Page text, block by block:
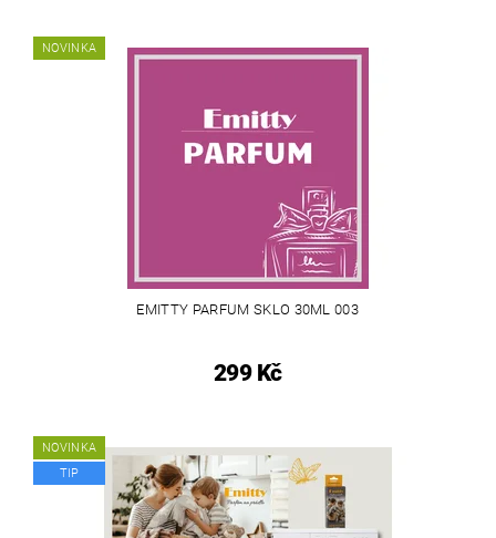
NOVINKA
EMITTY PARFUM SKLO 30ML 003
299 Kč
NOVINKA
TIP